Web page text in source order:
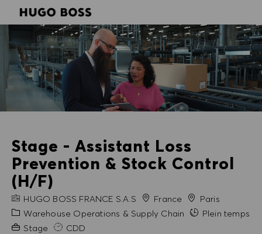
Stage - Assistant Loss
Prevention & Stock Control
(H/F)
NOM DE L'ENTREPRISE
HUGO BOSS FRANCE S.A.S France VilleParis
Catégorie
Warehouse Operations & Supply Chain
Plein temps
Expérience requise
Stage CDD